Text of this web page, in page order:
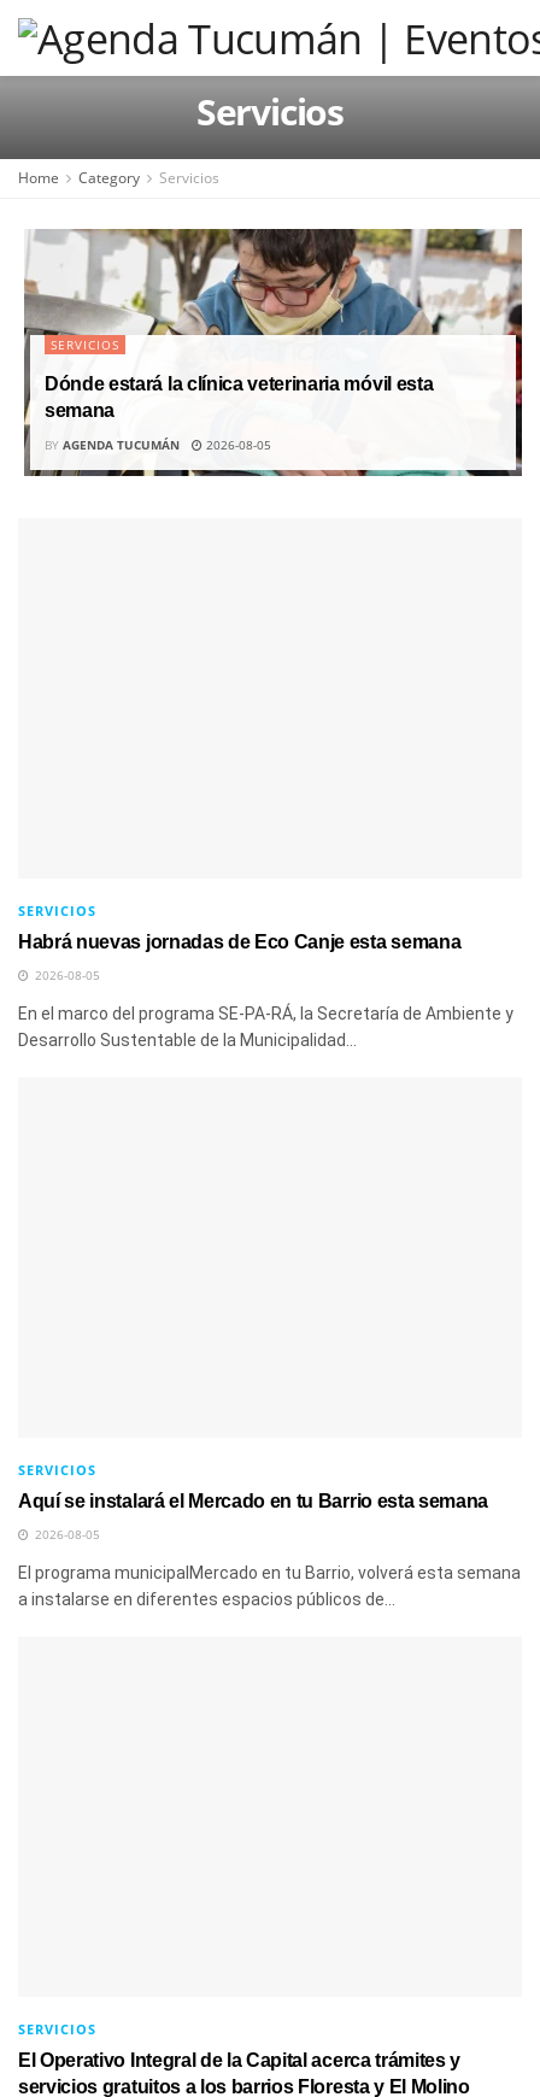
Servicios
Home Category Servicios
SERVICIOS
Dónde estará la clínica veterinaria móvil esta
semana
BY AGENDA TUCUMÁN 2026-08-05
SERVICIOS
Habrá nuevas jornadas de Eco Canje esta semana
2026-08-05
En el marco del programa SE-PA-RÁ, la Secretaría de Ambiente y
Desarrollo Sustentable de la Municipalidad...
SERVICIOS
Aquí se instalará el Mercado en tu Barrio esta semana
2026-08-05
El programa municipalMercado en tu Barrio, volverá esta semana
a instalarse en diferentes espacios públicos de...
SERVICIOS
El Operativo Integral de la Capital acerca trámites y
servicios gratuitos a los barrios Floresta y El Molino